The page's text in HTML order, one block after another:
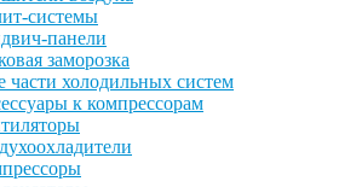
системы
панели
заморозка
холодильных систем
к компрессорам